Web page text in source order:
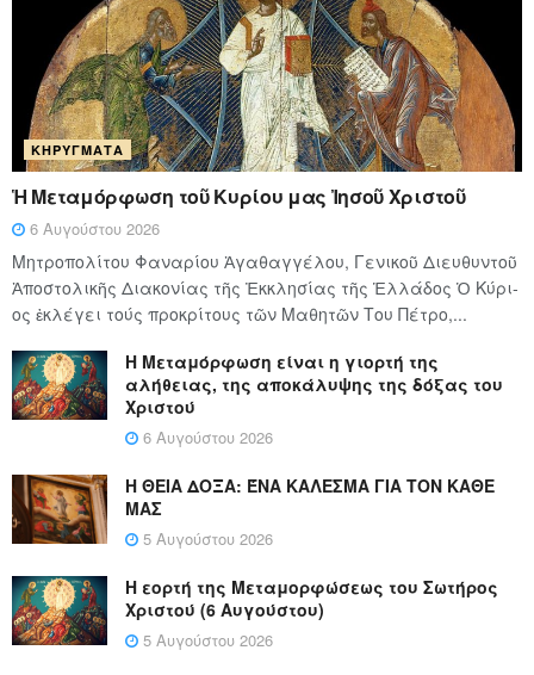
ΚΗΡΎΓΜΑΤΑ
Ἡ Μεταμόρφωση τοῦ Κυρίου μας Ἰησοῦ Χριστοῦ
6 Αυγούστου 2026
Μητροπολίτου Φαναρίου Ἀγαθαγγέλου, Γενικοῦ Διευθυντοῦ
Ἀποστολικῆς Διακονίας τῆς Ἐκκλησίας τῆς Ἑλλάδος Ὁ Κύ­ρι­
ος ἐκλέγει τούς προ­κρί­τους τῶν Μα­θη­τῶν Του Πέ­τρο,...
Η Μεταμόρφωση είναι η γιορτή της
αλήθειας, της αποκάλυψης της δόξας του
Χριστού
6 Αυγούστου 2026
Η ΘΕΙΑ ΔΟΞΑ: ΈΝΑ ΚΑΛΕΣΜΑ ΓΙΑ ΤΟΝ ΚΑΘΕ
ΜΑΣ
5 Αυγούστου 2026
Η εορτή της Μεταμορφώσεως του Σωτήρος
Χριστού (6 Αυγούστου)
5 Αυγούστου 2026